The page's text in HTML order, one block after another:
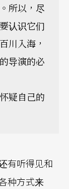
所以，尽
认识它们
川入海，
导演的必
疑自己的
有听得见和
种方式来